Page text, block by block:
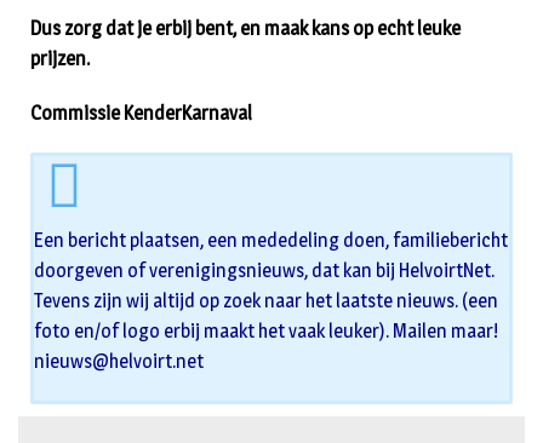
Dus zorg dat je erbij bent, en maak kans op echt leuke
prijzen.
Commissie KenderKarnaval
Een bericht plaatsen, een mededeling doen, familiebericht
doorgeven of verenigingsnieuws, dat kan bij HelvoirtNet.
Tevens zijn wij altijd op zoek naar het laatste nieuws. (een
foto en/of logo erbij maakt het vaak leuker). Mailen maar!
nieuws@helvoirt.net